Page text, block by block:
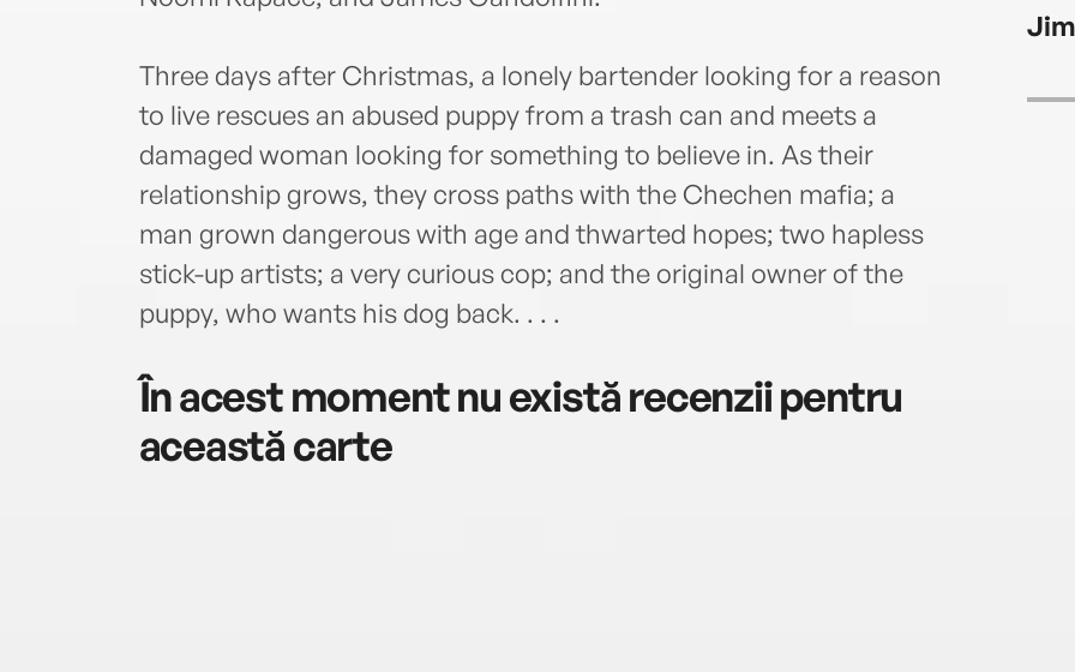
Three days after Christmas, a lonely bartender looking for a reason
to live rescues an abused puppy from a trash can and meets a
damaged woman looking for something to believe in. As their
relationship grows, they cross paths with the Chechen mafia; a
man grown dangerous with age and thwarted hopes; two hapless
stick-up artists; a very curious cop; and the original owner of the
puppy, who wants his dog back. . . .
În acest moment nu există recenzii pentru
această carte